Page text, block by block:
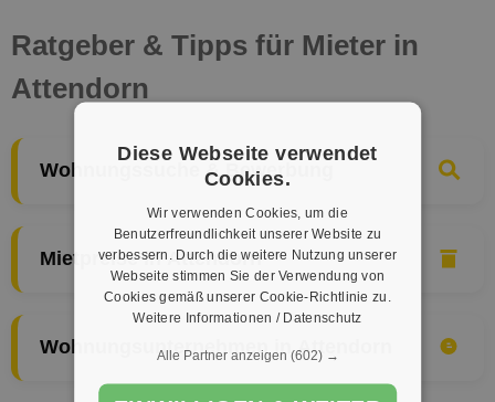
Ratgeber & Tipps für Mieter in
Attendorn
Wohnungssuche & Bewerbung
Mietpreise in Attendorn
Wohnungsunternehmen in Attendorn
Diese Webseite verwendet
Cookies.
Wir verwenden Cookies, um die
Benutzerfreundlichkeit unserer Website zu
verbessern. Durch die weitere Nutzung unserer
Webseite stimmen Sie der Verwendung von
Cookies gemäß unserer Cookie-Richtlinie zu.
Weitere Informationen / Datenschutz
Alle Partner anzeigen (602) →